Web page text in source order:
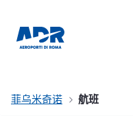
菲乌米奇诺 航班